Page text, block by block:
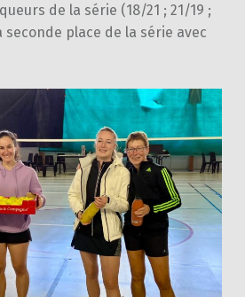
de la série (18/21 ; 21/19 ;
place de la série avec